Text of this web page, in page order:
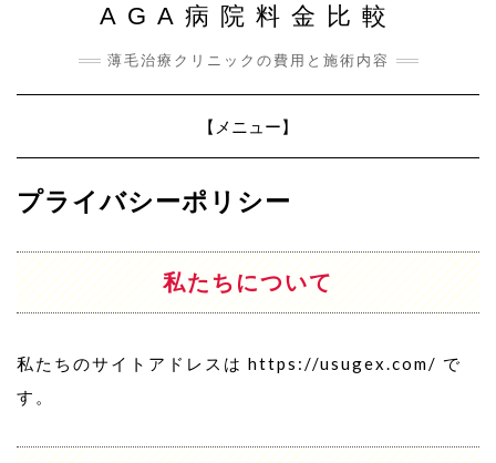
AGA病院料金比較
薄毛治療クリニックの費用と施術内容
Toggle
【メニュー】
プライバシーポリシー
私たちについて
私たちのサイトアドレスは https://usugex.com/ で
す。